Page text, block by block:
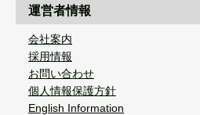
運営者情報
会社案内
採用情報
お問い合わせ
個人情報保護方針
English Information